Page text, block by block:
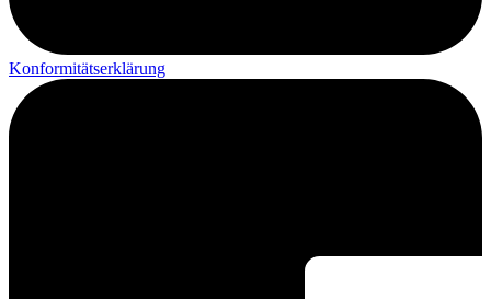
Konformitätserklärung